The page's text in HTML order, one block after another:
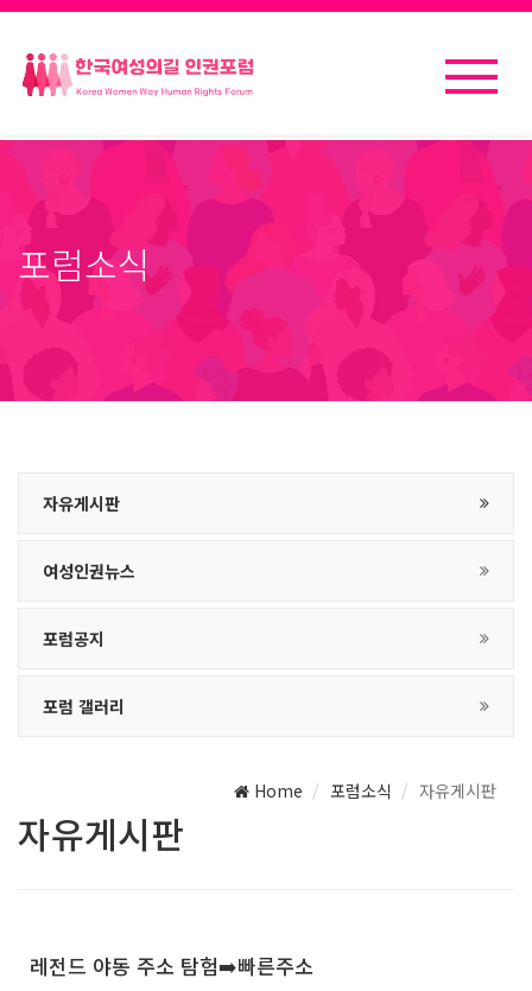
포럼소식
자유게시판
여성인권뉴스
포럼공지
포럼 갤러리
Home 포럼소식 자유게시판
자유게시판
레전드 야동 주소 탐험➡️빠른주소